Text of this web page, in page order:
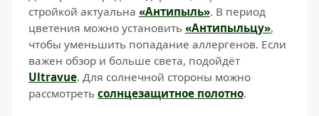
стройкой актуальна «Антипыль». В период
цветения можно установить «Антипыльцу»,
чтобы уменьшить попадание аллергенов. Если
важен обзор и больше света, подойдёт
Ultravue. Для солнечной стороны можно
рассмотреть солнцезащитное полотно.